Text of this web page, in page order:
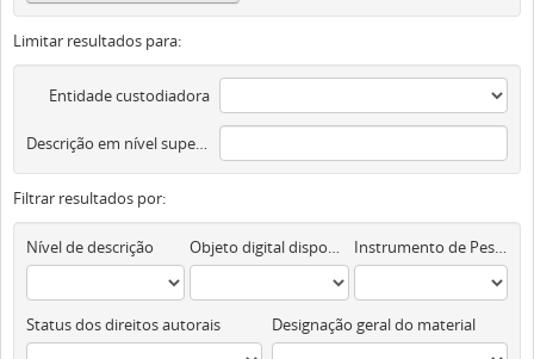
Limitar resultados para:
Entidade custodiadora
Descrição em nível superior
Filtrar resultados por:
Nível de descrição Objeto digital disponível Instrumento de Pesquisa
Status dos direitos autorais Designação geral do material